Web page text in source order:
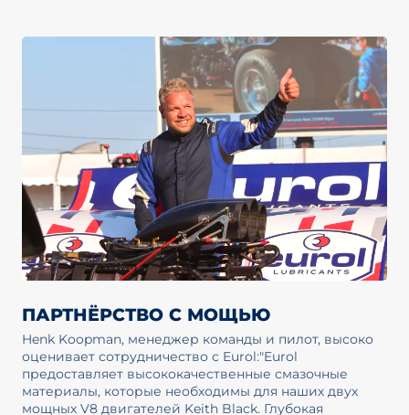
ПАРТНЁРСТВО С МОЩЬЮ
Henk Koopman, менеджер команды и пилот, высоко
оценивает сотрудничество с Eurol:"Eurol
предоставляет высококачественные смазочные
материалы, которые необходимы для наших двух
мощных V8 двигателей Keith Black. Глубокая